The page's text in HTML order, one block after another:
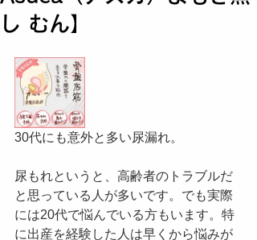
し むん】
30代にも意外と多い尿漏れ。
尿もれというと、高齢者のトラブルだ
と思っている人が多いです。でも実際
には20代で悩んでいる方もいます。特
に出産を経験した人は早くから悩みが